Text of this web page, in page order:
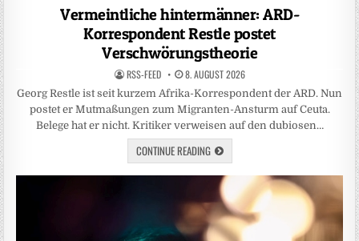
Vermeintliche hintermänner: ARD-
Korrespondent Restle postet
Verschwörungstheorie
RSS-FEED 8. AUGUST 2026
Georg Restle ist seit kurzem Afrika-Korrespondent der ARD. Nun
postet er Mutmaßungen zum Migranten-Ansturm auf Ceuta.
Belege hat er nicht. Kritiker verweisen auf den dubiosen…
CONTINUE READING